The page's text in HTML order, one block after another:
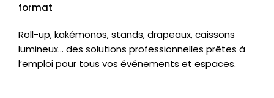
format
Roll-up, kakémonos, stands, drapeaux, caissons
lumineux… des solutions professionnelles prêtes à
l’emploi pour tous vos événements et espaces.